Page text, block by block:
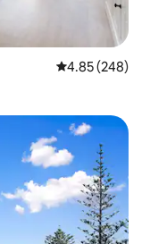
レビュー248
4.85 (248)